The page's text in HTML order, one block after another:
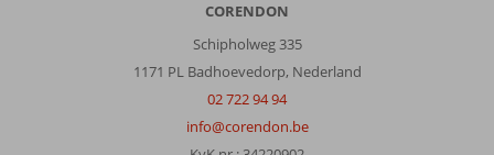
CORENDON
Schipholweg 335
1171 PL Badhoevedorp, Nederland
02 722 94 94
info@corendon.be